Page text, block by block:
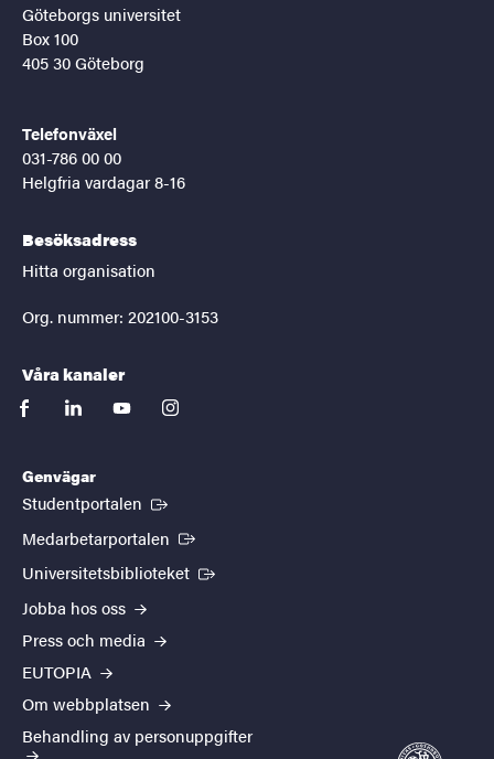
Göteborgs universitet
Box 100
405 30 Göteborg
Telefonväxel
031-786 00 00
Helgfria vardagar 8-16
Besöksadress
Hitta organisation
Org. nummer: 202100-3153
Våra kanaler
facebooklinkedinyoutubeinstagram
Genvägar
Studentportalen (Extern länk)
Medarbetarportalen (Extern länk)
Universitetsbiblioteket (Extern länk)
Jobba hos oss
Press och media
EUTOPIA
Om webbplatsen
Behandling av personuppgifter